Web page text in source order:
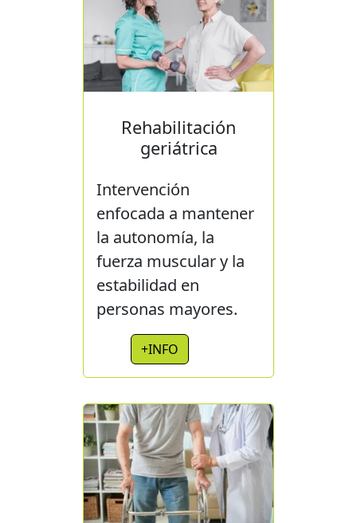
Rehabilitación
geriátrica
Intervención
enfocada a mantener
la autonomía, la
fuerza muscular y la
estabilidad en
personas mayores.
+INFO